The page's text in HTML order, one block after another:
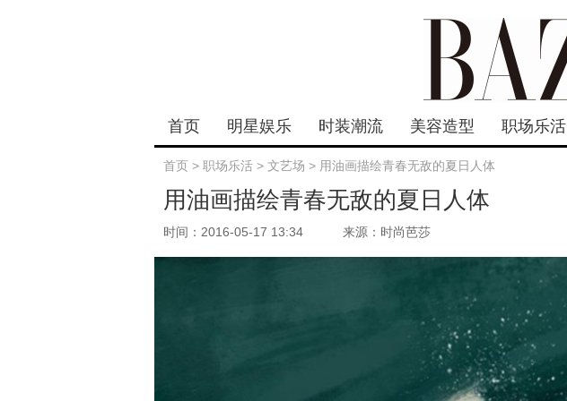
首页 明星娱乐 时装潮流 美容造型 职场乐活
首页 > 职场乐活 > 文艺场 > 用油画描绘青春无敌的夏日人体
用油画描绘青春无敌的夏日人体
时间：2016-05-17 13:34 来源：时尚芭莎